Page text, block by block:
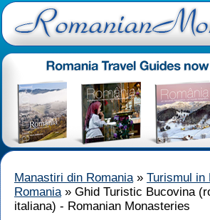
Manastiri din Romania» Turismul in
Romania» Ghid Turistic Bucovina
italiana) - Romanian Monasteries